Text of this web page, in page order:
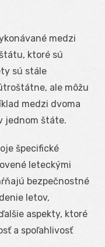
medzi
ktoré sú
sú stále
ale môžu
medzi dvoma
jednom štáte.
špecifické
leteckými
bezpečnostné
letov,
aspekty, ktoré
a spoľahlivosť